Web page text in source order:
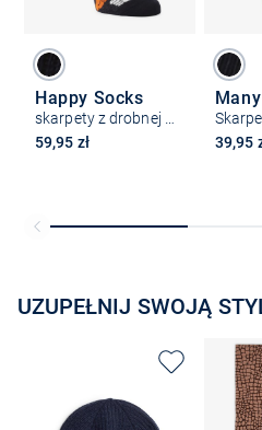
Happy Socks
skarpety z drobnej dzianiny
59,95 zł
39,95
UZUPEŁNIJ SWOJĄ